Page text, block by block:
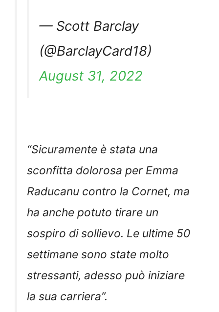
— Scott Barclay
(@BarclayCard18)
August 31, 2022
“Sicuramente è stata una
sconfitta dolorosa per Emma
Raducanu contro la Cornet, ma
ha anche potuto tirare un
sospiro di sollievo. Le ultime 50
settimane sono state molto
stressanti, adesso può iniziare
la sua carriera”.